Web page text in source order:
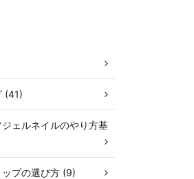
(41)
ェルネイルのやり方基
プの選び方 (9)